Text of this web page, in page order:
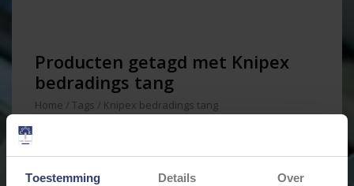
Toestemming Details Over
Producten getagd met Knipex
bedradings tang
Home / Tags / Knipex bedradings tang
Min: €0 Max: €40